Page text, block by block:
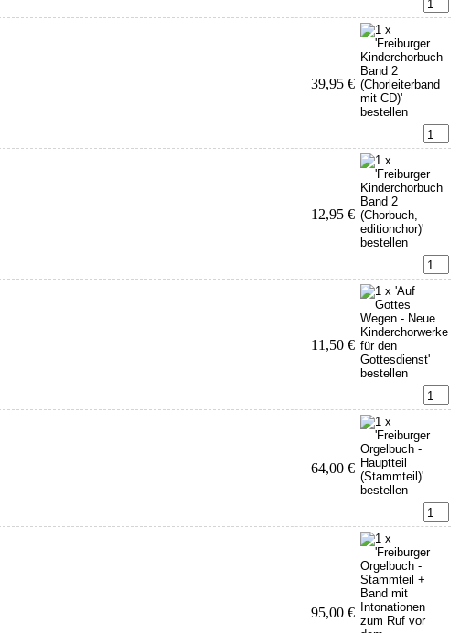
39,95 €
12,95 €
11,50 €
64,00 €
95,00 €